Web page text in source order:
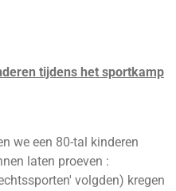
tijdens het sportkamp
we een 80-tal kinderen
laten proeven :
volgden) kregen